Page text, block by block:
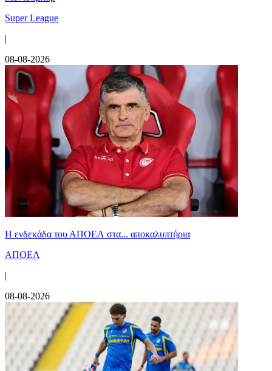
Super League
|
08-08-2026
Η ενδεκάδα του ΑΠΟΕΛ στα... αποκαλυπτήρια
ΑΠΟΕΛ
|
08-08-2026